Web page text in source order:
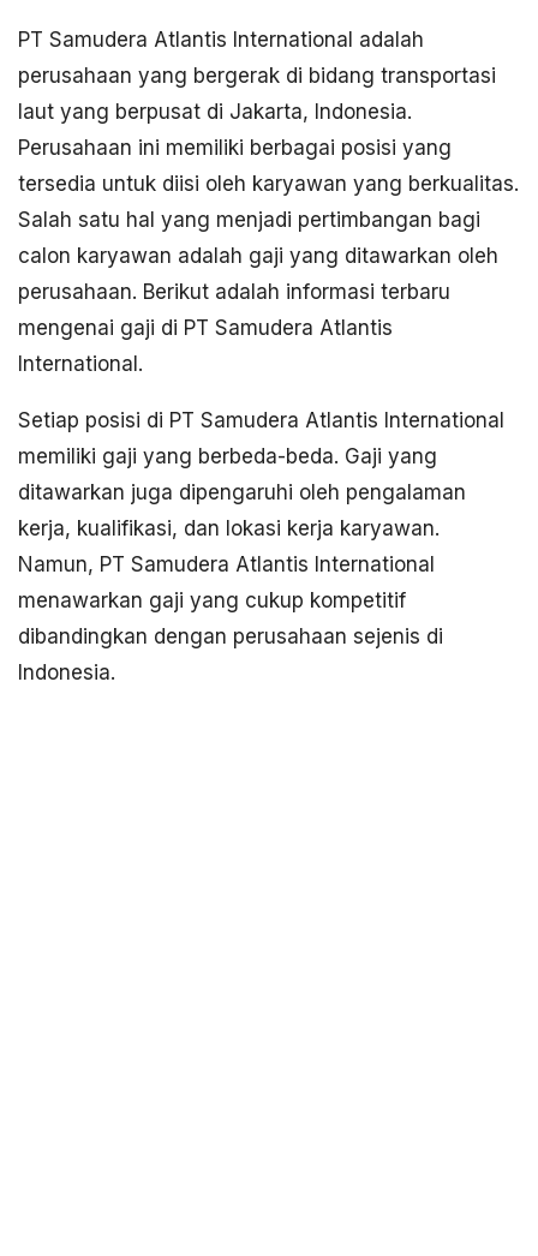
PT Samudera Atlantis International adalah
perusahaan yang bergerak di bidang transportasi
laut yang berpusat di Jakarta, Indonesia.
Perusahaan ini memiliki berbagai posisi yang
tersedia untuk diisi oleh karyawan yang berkualitas.
Salah satu hal yang menjadi pertimbangan bagi
calon karyawan adalah gaji yang ditawarkan oleh
perusahaan. Berikut adalah informasi terbaru
mengenai gaji di PT Samudera Atlantis
International.
Setiap posisi di PT Samudera Atlantis International
memiliki gaji yang berbeda-beda. Gaji yang
ditawarkan juga dipengaruhi oleh pengalaman
kerja, kualifikasi, dan lokasi kerja karyawan.
Namun, PT Samudera Atlantis International
menawarkan gaji yang cukup kompetitif
dibandingkan dengan perusahaan sejenis di
Indonesia.